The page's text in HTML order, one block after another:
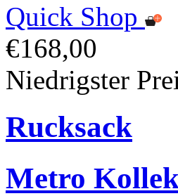
Quick Shop
€168,00
Niedrigster
Rucksack
Metro